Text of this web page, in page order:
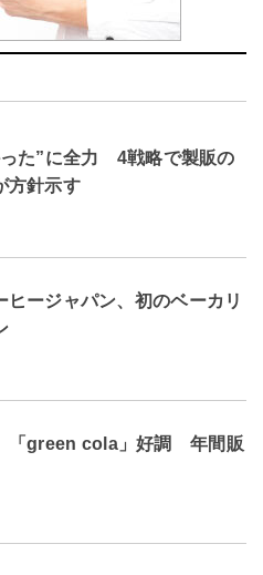
た”に全力 4戦略で製販の
方針示す
ヒージャパン、初のベーカリ
「green cola」好調 年間販